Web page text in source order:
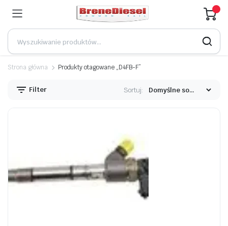
Strona główna Produkty otagowane „D4FB-F”
Filter Sortuj: